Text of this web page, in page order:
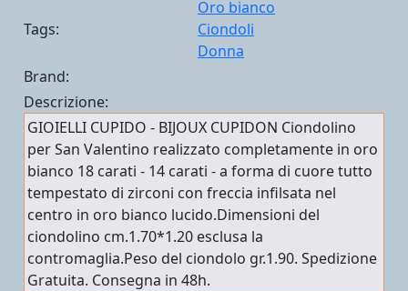
Tags:
Oro bianco
Ciondoli
Donna
Brand:
Descrizione:
GIOIELLI CUPIDO - BIJOUX CUPIDON Ciondolino
per San Valentino realizzato completamente in oro
bianco 18 carati - 14 carati - a forma di cuore tutto
tempestato di zirconi con freccia infilsata nel
centro in oro bianco lucido.Dimensioni del
ciondolino cm.1.70*1.20 esclusa la
contromaglia.Peso del ciondolo gr.1.90. Spedizione
Gratuita. Consegna in 48h.